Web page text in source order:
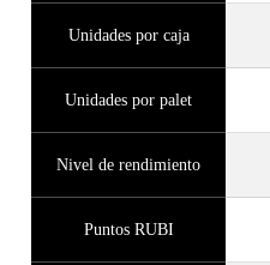
Unidades por caja
Unidades por palet
Nivel de rendimiento
Puntos RUBI